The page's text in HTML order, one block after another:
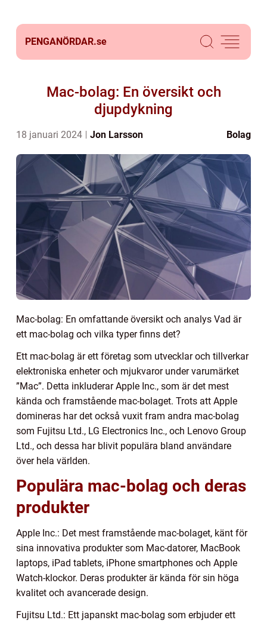
PENGANÖRDAR.se
Mac-bolag: En översikt och
djupdykning
18 januari 2024 Jon Larsson Bolag
Mac-bolag: En omfattande översikt och analys Vad är
ett mac-bolag och vilka typer finns det?
Ett mac-bolag är ett företag som utvecklar och tillverkar
elektroniska enheter och mjukvaror under varumärket
”Mac”. Detta inkluderar Apple Inc., som är det mest
kända och framstående mac-bolaget. Trots att Apple
domineras har det också vuxit fram andra mac-bolag
som Fujitsu Ltd., LG Electronics Inc., och Lenovo Group
Ltd., och dessa har blivit populära bland användare
över hela världen.
Populära mac-bolag och deras
produkter
Apple Inc.: Det mest framstående mac-bolaget, känt för
sina innovativa produkter som Mac-datorer, MacBook
laptops, iPad tablets, iPhone smartphones och Apple
Watch-klockor. Deras produkter är kända för sin höga
kvalitet och avancerade design.
Fujitsu Ltd.: Ett japanskt mac-bolag som erbjuder ett